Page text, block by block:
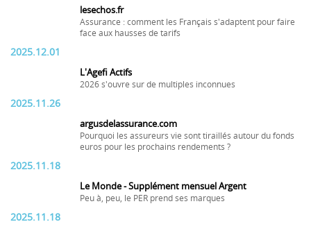
lesechos.fr
Assurance : comment les Français s'adaptent pour faire
face aux hausses de tarifs
2025.12.01
L'Agefi Actifs
2026 s'ouvre sur de multiples inconnues
2025.11.26
argusdelassurance.com
Pourquoi les assureurs vie sont tiraillés autour du fonds
euros pour les prochains rendements ?
2025.11.18
Le Monde - Supplément mensuel Argent
Peu à, peu, le PER prend ses marques
2025.11.18